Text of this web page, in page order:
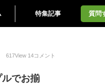
特集記事 質問
617View 14コメント
でお揃